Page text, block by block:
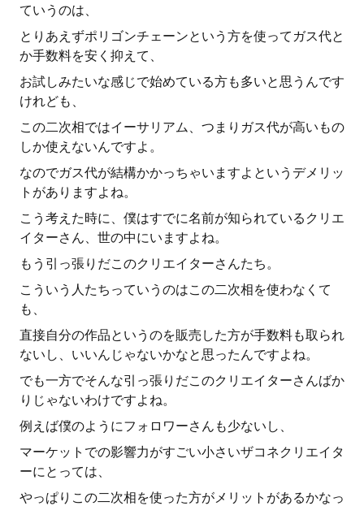
ていうのは、
とりあえずポリゴンチェーンという方を使ってガス代と
か手数料を安く抑えて、
お試しみたいな感じで始めている方も多いと思うんです
けれども、
この二次相ではイーサリアム、つまりガス代が高いもの
しか使えないんですよ。
なのでガス代が結構かかっちゃいますよというデメリッ
トがありますよね。
こう考えた時に、僕はすでに名前が知られているクリエ
イターさん、世の中にいますよね。
もう引っ張りだこのクリエイターさんたち。
こういう人たちっていうのはこの二次相を使わなくて
も、
直接自分の作品というのを販売した方が手数料も取られ
ないし、いいんじゃないかなと思ったんですよね。
でも一方でそんな引っ張りだこのクリエイターさんばか
りじゃないわけですよね。
例えば僕のようにフォロワーさんも少ないし、
マーケットでの影響力がすごい小さいザコネクリエイタ
ーにとっては、
やっぱりこの二次相を使った方がメリットがあるかなっ